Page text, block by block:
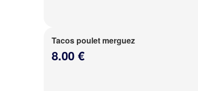
Tacos poulet merguez
8.00 €